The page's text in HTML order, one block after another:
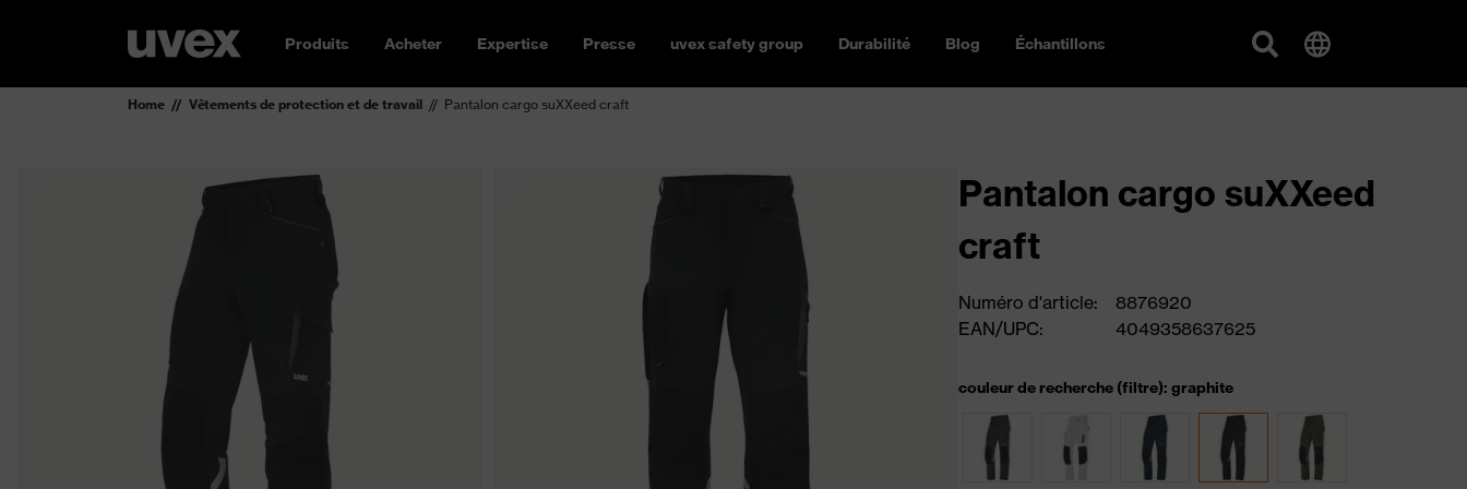
Produits Acheter Expertise Presse uvex safety group Durabilité Blog Échantillons
Home Vêtements de protection et de travail Pantalon cargo suXXeed craft
Pantalon cargo suXXeed
craft
Numéro d'article:
8876920
EAN/UPC:
4049358637625
couleur de recherche (filtre): graphite